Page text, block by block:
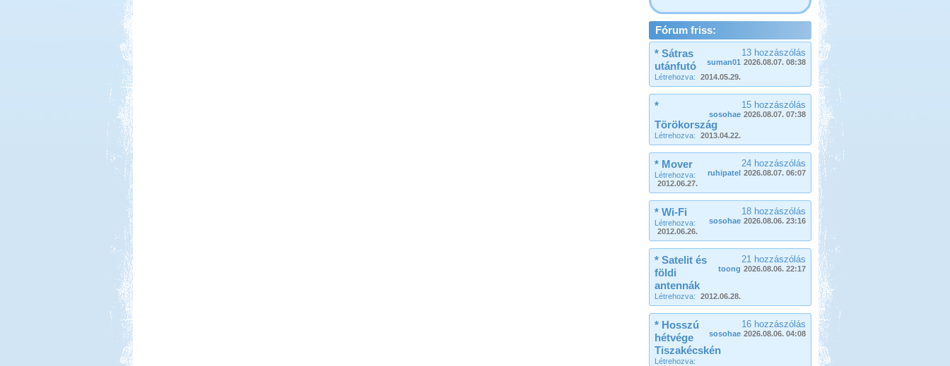
Fórum friss:
13 hozzászólás
suman01 2026.08.07. 08:38
* Sátras
utánfutó
Létrehozva: 2014.05.29.
15 hozzászólás
sosohae 2026.08.07. 07:38
*
Törökország
Létrehozva: 2013.04.22.
24 hozzászólás
ruhipatel 2026.08.07. 06:07
* Mover
Létrehozva:
2012.06.27.
18 hozzászólás
sosohae 2026.08.06. 23:16
* Wi-Fi
Létrehozva:
2012.06.26.
21 hozzászólás
toong 2026.08.06. 22:17
* Satelit és
földi
antennák
Létrehozva: 2012.06.28.
16 hozzászólás
sosohae 2026.08.06. 04:08
* Hosszú
hétvége
Tiszakécskén
Létrehozva: